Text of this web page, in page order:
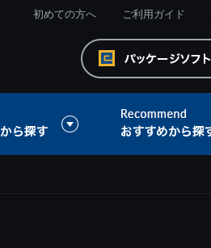
初めての方へ ご利用ガイド